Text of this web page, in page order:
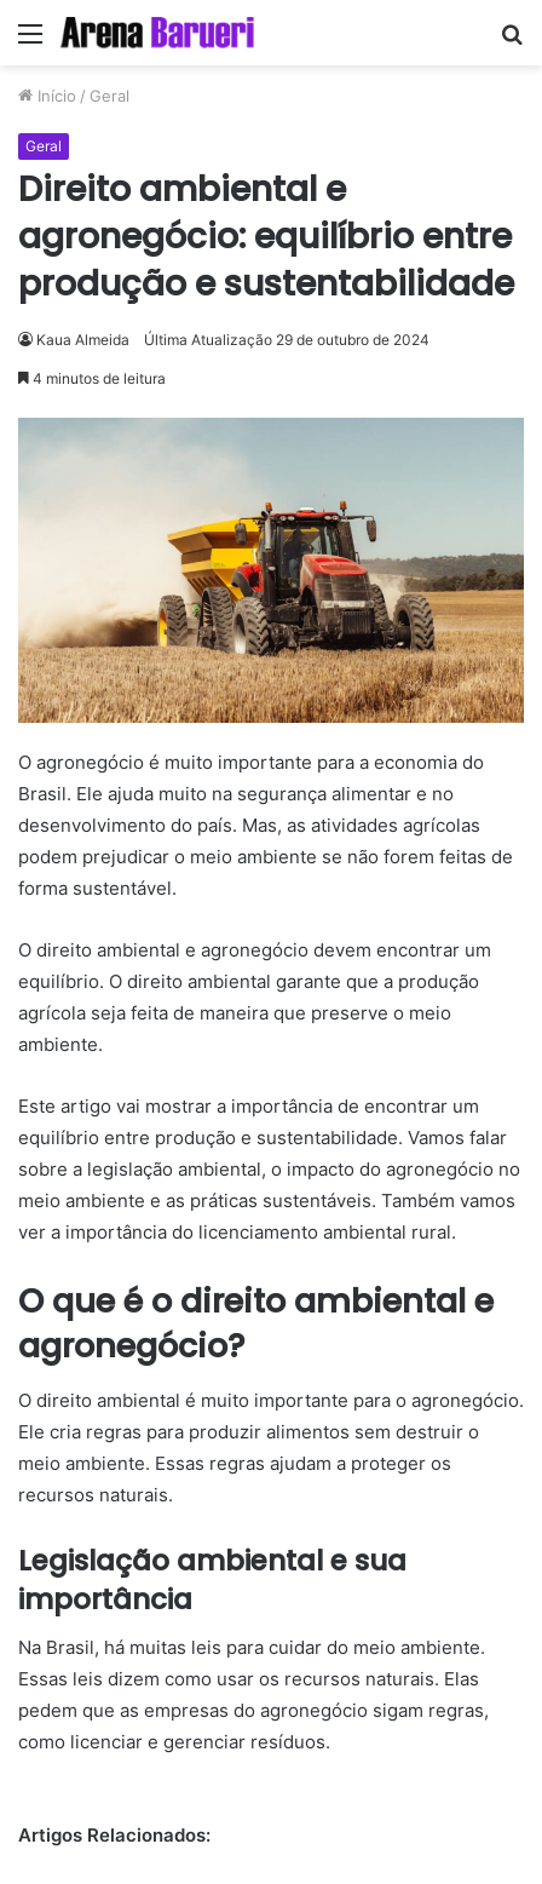
Menu
Início / Geral
Geral
Direito ambiental e
agronegócio: equilíbrio entre
produção e sustentabilidade
Kaua Almeida Última Atualização 29 de outubro de 2024
4 minutos de leitura
O agronegócio é muito importante para a economia do
Brasil. Ele ajuda muito na segurança alimentar e no
desenvolvimento do país. Mas, as atividades agrícolas
podem prejudicar o meio ambiente se não forem feitas de
forma sustentável.
O direito ambiental e agronegócio devem encontrar um
equilíbrio. O direito ambiental garante que a produção
agrícola seja feita de maneira que preserve o meio
ambiente.
Este artigo vai mostrar a importância de encontrar um
equilíbrio entre produção e sustentabilidade. Vamos falar
sobre a legislação ambiental, o impacto do agronegócio no
meio ambiente e as práticas sustentáveis. Também vamos
ver a importância do licenciamento ambiental rural.
O que é o direito ambiental e
agronegócio?
O direito ambiental é muito importante para o agronegócio.
Ele cria regras para produzir alimentos sem destruir o
meio ambiente. Essas regras ajudam a proteger os
recursos naturais.
Legislação ambiental e sua
importância
Na Brasil, há muitas leis para cuidar do meio ambiente.
Essas leis dizem como usar os recursos naturais. Elas
pedem que as empresas do agronegócio sigam regras,
como licenciar e gerenciar resíduos.
Artigos Relacionados: